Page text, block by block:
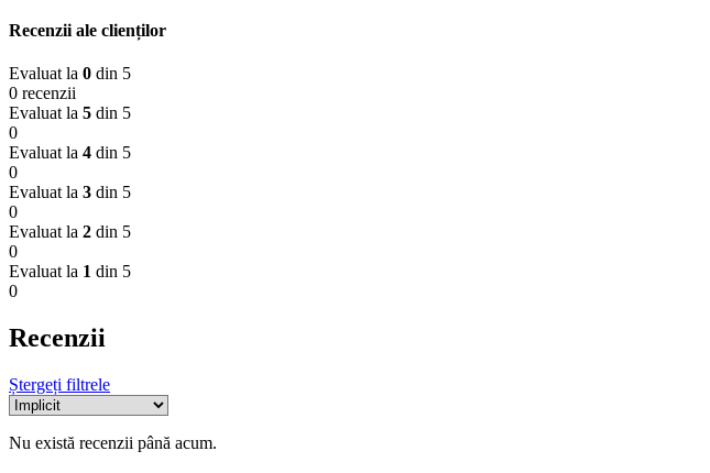
Recenzii ale clienților
Evaluat la 0 din 5
0 recenzii
Evaluat la 5 din 5
0
Evaluat la 4 din 5
0
Evaluat la 3 din 5
0
Evaluat la 2 din 5
0
Evaluat la 1 din 5
0
Recenzii
Ștergeți filtrele
Nu există recenzii până acum.